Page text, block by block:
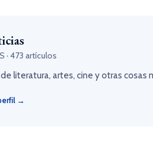
· 473 artículos
literatura, artes, cine y otras cosas
→